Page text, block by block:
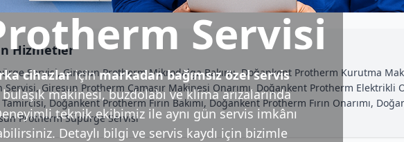
Servisi
cihazlariçinmarkadan bağımsız özel servis
makinesi, buzdolabı ve klima arızalarında
teknik ekibimiz ile aynı gün servis imkânı
Detaylı bilgi ve servis kaydı için bizimle
Hizmetler
Servisi, Giresun Protherm Mikrodalga Bakımı, Doğankent Protherm Kurutma
Servisi, Giresun Protherm Çamaşır Makinesi Onarımı, Doğankent Protherm Elektrikli
Doğankent Protherm Fırın Bakımı, Doğankent Protherm Fırın Onarımı,
Protherm Süpürge Servisi